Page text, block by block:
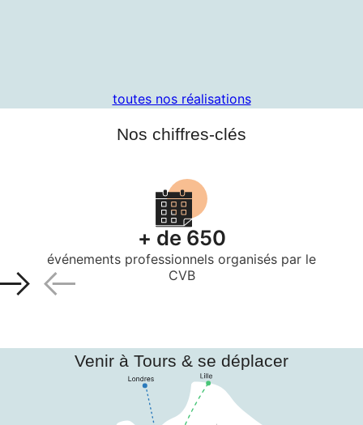
toutes nos réalisations
Nos chiffres-clés
+ de 650
événements professionnels organisés par le
CVB
Venir à Tours & se déplacer